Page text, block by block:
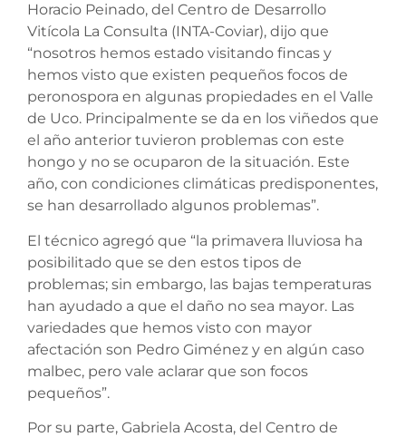
Horacio Peinado, del Centro de Desarrollo
Vitícola La Consulta (INTA-Coviar), dijo que
“nosotros hemos estado visitando fincas y
hemos visto que existen pequeños focos de
peronospora en algunas propiedades en el Valle
de Uco. Principalmente se da en los viñedos que
el año anterior tuvieron problemas con este
hongo y no se ocuparon de la situación. Este
año, con condiciones climáticas predisponentes,
se han desarrollado algunos problemas”.
El técnico agregó que “la primavera lluviosa ha
posibilitado que se den estos tipos de
problemas; sin embargo, las bajas temperaturas
han ayudado a que el daño no sea mayor. Las
variedades que hemos visto con mayor
afectación son Pedro Giménez y en algún caso
malbec, pero vale aclarar que son focos
pequeños”.
Por su parte, Gabriela Acosta, del Centro de